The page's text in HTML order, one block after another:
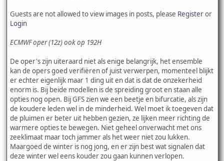
Guests are not allowed to view images in posts, please Registeror
Login
ECMWF oper (12z) ook op 192H
De oper's zijn uiteraard niet als enige belangrijk, het ensemble
kan de opers goed verifiëren of juist verwerpen, momenteel blijkt
er echter eigenlijk maar 1 ding uit en dat is dat de onzekerheid
enorm is. Bij beide modellen is de spreiding groot en staan alle
opties nog open. Bij GFS zien we een beetje en bifurcatie, als zijn
de koudere leden wel in de minderheid. Wel moet ik toegeven dat
de pluimen er beter uit hebben gezien, ze lijken meer richting de
warmere opties te bewegen. Niet geheel onverwacht met ons
zeeklimaat maar toch jammer als het weer niet zou lukken.
Maargoed de winter is nog jong, en er zijn best wat signalen dat
deze winter wel eens kouder zou gaan kunnen verlopen.